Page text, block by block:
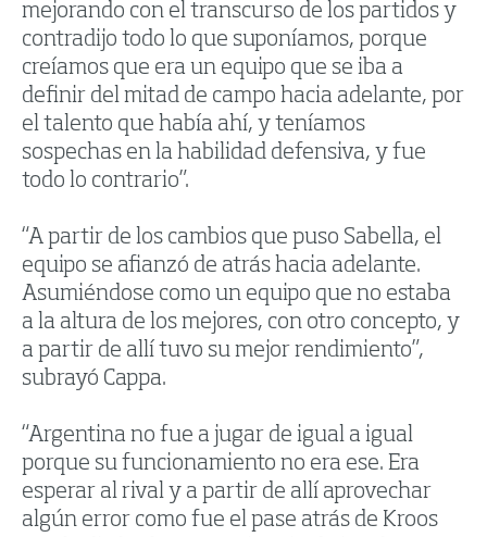
mejorando con el transcurso de los partidos y
contradijo todo lo que suponíamos, porque
creíamos que era un equipo que se iba a
definir del mitad de campo hacia adelante, por
el talento que había ahí, y teníamos
sospechas en la habilidad defensiva, y fue
todo lo contrario”.
“A partir de los cambios que puso Sabella, el
equipo se afianzó de atrás hacia adelante.
Asumiéndose como un equipo que no estaba
a la altura de los mejores, con otro concepto, y
a partir de allí tuvo su mejor rendimiento”,
subrayó Cappa.
“Argentina no fue a jugar de igual a igual
porque su funcionamiento no era ese. Era
esperar al rival y a partir de allí aprovechar
algún error como fue el pase atrás de Kroos